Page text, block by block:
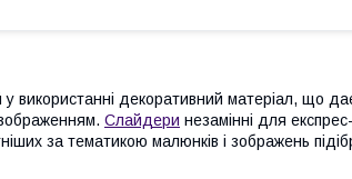
використанні декоративний матеріал, що
Слайдери незамінні для
за тематикою малюнків і зображень